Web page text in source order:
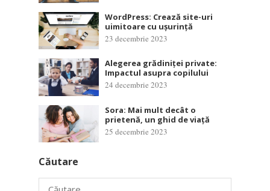
WordPress: Crează site-uri
uimitoare cu ușurință
23 decembrie 2023
Alegerea grădiniței private:
Impactul asupra copilului
24 decembrie 2023
Sora: Mai mult decât o
prietenă, un ghid de viață
25 decembrie 2023
Căutare
Caută